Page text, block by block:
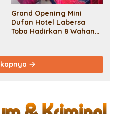
Grand Opening Mini
Dufan Hotel Labersa
Toba Hadirkan 8 Wahana